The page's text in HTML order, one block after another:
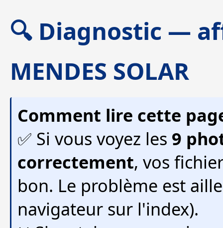
🔍 Diagnostic —
MENDES SOLAR
Comment lire cette
✅ Si vous voyez les 9
correctement, vos
bon. Le problème est
navigateur sur l'index).